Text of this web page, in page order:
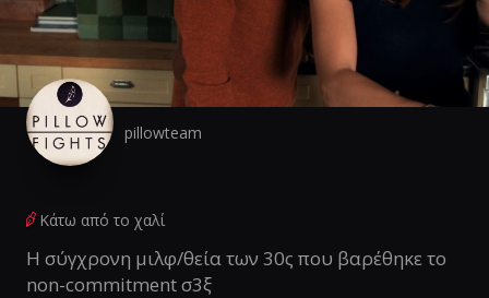
pillowteam
Κάτω από το χαλί
Η σύγχρονη μιλφ/θεία των 30ς που βαρέθηκε το
non-commitment σ3ξ